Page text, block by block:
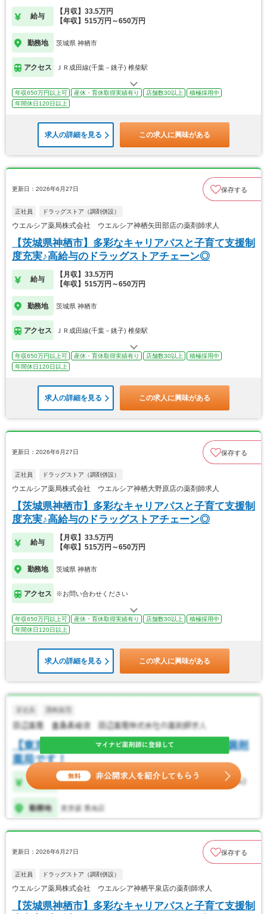
給与
【月収】33.5万円
【年収】515万円～650万円
勤務地 茨城県 神栖市
アクセス ＪＲ成田線(千葉－銚子) 椎柴駅
年収650万円以上可 産休・育休取得実績有り 店舗数30以上
積極採用中
年間休日120日以上
求人の詳細を見る この求人に興味がある
更新日：2026年6月27日 保存する
正社員 ドラッグストア（調剤併設）
ウエルシア薬局株式会社 ウエルシア神栖矢田部店の薬剤師求人
【茨城県神栖市】多彩なキャリアパスと子育て支援制
度充実♪高給与のドラッグストアチェーン◎
給与
【月収】33.5万円
【年収】515万円～650万円
勤務地 茨城県 神栖市
アクセス ＪＲ成田線(千葉－銚子) 椎柴駅
年収650万円以上可 産休・育休取得実績有り 店舗数30以上
積極採用中
年間休日120日以上
求人の詳細を見る この求人に興味がある
更新日：2026年6月27日 保存する
正社員 ドラッグストア（調剤併設）
ウエルシア薬局株式会社 ウエルシア神栖大野原店の薬剤師求人
【茨城県神栖市】多彩なキャリアパスと子育て支援制
度充実♪高給与のドラッグストアチェーン◎
給与
【月収】33.5万円
【年収】515万円～650万円
勤務地 茨城県 神栖市
アクセス ※お問い合わせください
年収650万円以上可 産休・育休取得実績有り 店舗数30以上
積極採用中
年間休日120日以上
求人の詳細を見る この求人に興味がある
更新日：2026年6月27日 保存する
正社員 ドラッグストア（調剤併設）
ウエルシア薬局株式会社 ウエルシア神栖平泉店の薬剤師求人
【茨城県神栖市】多彩なキャリアパスと子育て支援制